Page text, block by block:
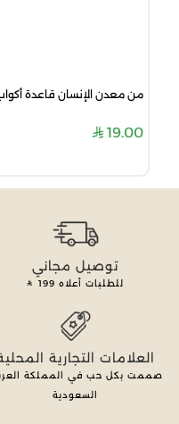
من معدن الإنسان قاعدة
19.00
توصيل مجاني
للطلبات أعلاه 199
العلامات التجارية
صممت بكل حب في المملكة
السعودية